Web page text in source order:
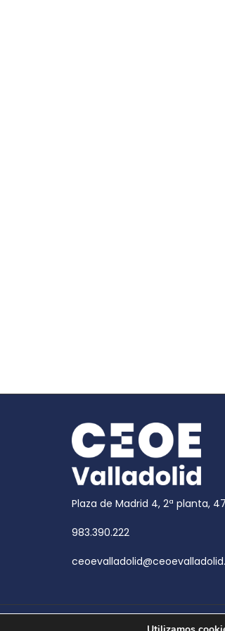
Plaza de Madrid 4, 2ª planta,
983.390.222